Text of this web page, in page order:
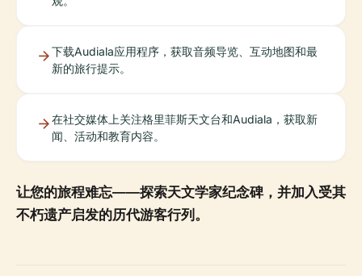
下载Audiala应用程序，获取音频导览、互动地图和最
新的旅行提示。
在社交媒体上关注格里菲斯天文台和Audiala，获取新
闻、活动和教育内容。
让您的旅程难忘——探索天文学家纪念碑，并加入受其
不朽遗产启发的历代游客行列。